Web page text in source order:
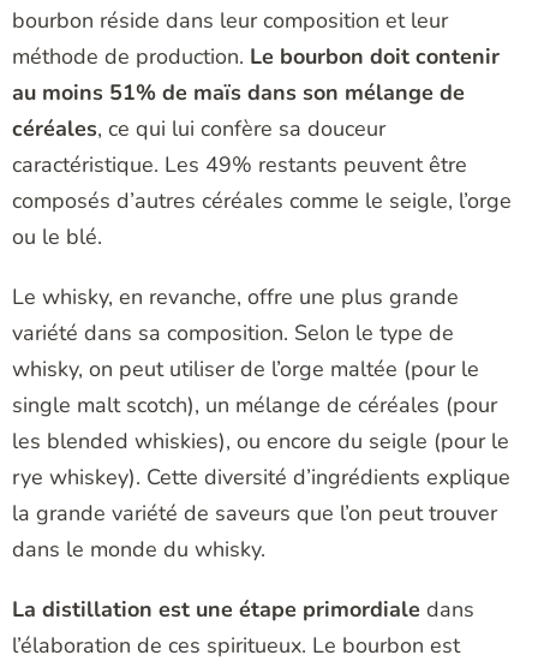
bourbon réside dans leur composition et leur
méthode de production. Le bourbon doit contenir
au moins 51% de maïs dans son mélange de
céréales, ce qui lui confère sa douceur
caractéristique. Les 49% restants peuvent être
composés d’autres céréales comme le seigle, l’orge
ou le blé.
Le whisky, en revanche, offre une plus grande
variété dans sa composition. Selon le type de
whisky, on peut utiliser de l’orge maltée (pour le
single malt scotch), un mélange de céréales (pour
les blended whiskies), ou encore du seigle (pour le
rye whiskey). Cette diversité d’ingrédients explique
la grande variété de saveurs que l’on peut trouver
dans le monde du whisky.
La distillation est une étape primordiale dans
l’élaboration de ces spiritueux. Le bourbon est